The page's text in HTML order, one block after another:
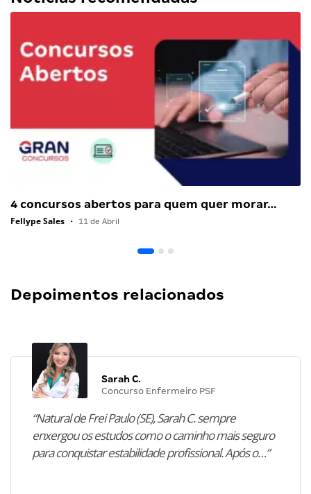
4 concursos abertos para quem quer morar…
Fellype Sales • 11 de Abril
Depoimentos relacionados
Sarah C.
Concurso Enfermeiro PSF
“Natural de Frei Paulo (SE), Sarah C. sempre
enxergou os estudos como o caminho mais seguro
para conquistar estabilidade profissional. Após o…”